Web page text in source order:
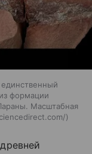
формации
Масштабная